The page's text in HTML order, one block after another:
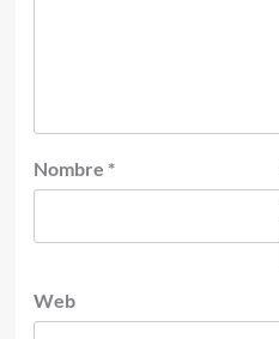
Nombre *
Web